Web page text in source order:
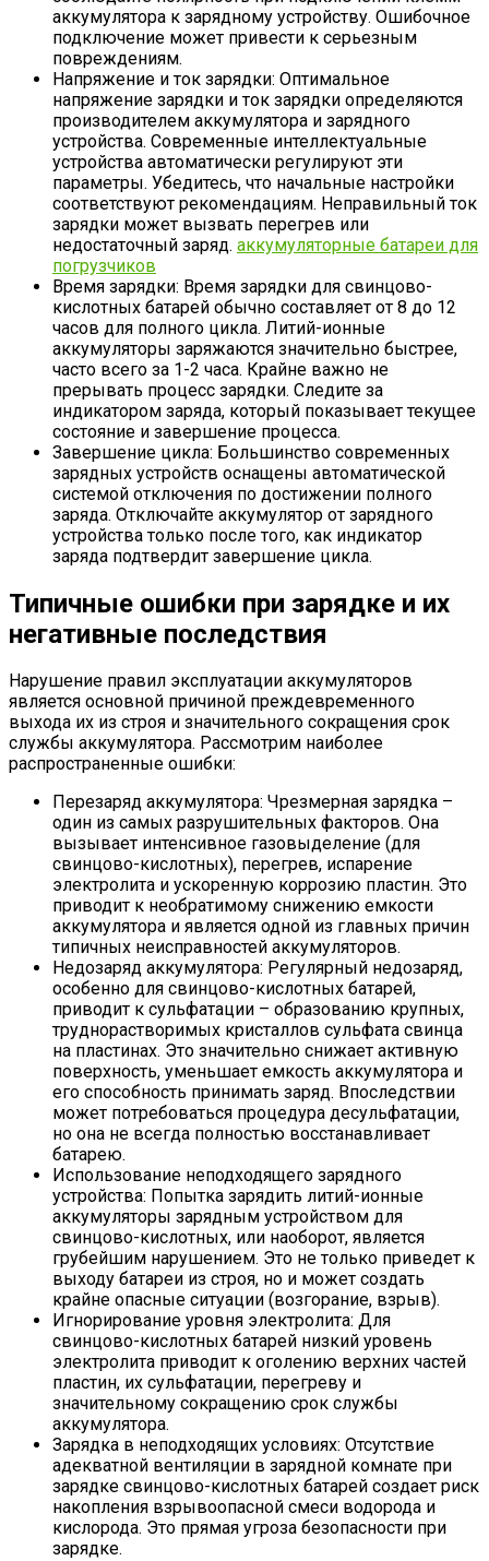
аккумулятора к зарядному устройству. Ошибочное
подключение может привести к серьезным
повреждениям.
Напряжение и ток зарядки: Оптимальное
напряжение зарядки и ток зарядки определяются
производителем аккумулятора и зарядного
устройства. Современные интеллектуальные
устройства автоматически регулируют эти
параметры. Убедитесь, что начальные настройки
соответствуют рекомендациям. Неправильный ток
зарядки может вызвать перегрев или
недостаточный заряд. аккумуляторные батареи для
погрузчиков
Время зарядки: Время зарядки для свинцово-
кислотных батарей обычно составляет от 8 до 12
часов для полного цикла. Литий-ионные
аккумуляторы заряжаются значительно быстрее,
часто всего за 1-2 часа. Крайне важно не
прерывать процесс зарядки. Следите за
индикатором заряда, который показывает текущее
состояние и завершение процесса.
Завершение цикла: Большинство современных
зарядных устройств оснащены автоматической
системой отключения по достижении полного
заряда. Отключайте аккумулятор от зарядного
устройства только после того, как индикатор
заряда подтвердит завершение цикла.
Типичные ошибки при зарядке и их
негативные последствия
Нарушение правил эксплуатации аккумуляторов
является основной причиной преждевременного
выхода их из строя и значительного сокращения срок
службы аккумулятора. Рассмотрим наиболее
распространенные ошибки:
Перезаряд аккумулятора: Чрезмерная зарядка –
один из самых разрушительных факторов. Она
вызывает интенсивное газовыделение (для
свинцово-кислотных), перегрев, испарение
электролита и ускоренную коррозию пластин. Это
приводит к необратимому снижению емкости
аккумулятора и является одной из главных причин
типичных неисправностей аккумуляторов.
Недозаряд аккумулятора: Регулярный недозаряд,
особенно для свинцово-кислотных батарей,
приводит к сульфатации – образованию крупных,
труднорастворимых кристаллов сульфата свинца
на пластинах. Это значительно снижает активную
поверхность, уменьшает емкость аккумулятора и
его способность принимать заряд. Впоследствии
может потребоваться процедура десульфатации,
но она не всегда полностью восстанавливает
батарею.
Использование неподходящего зарядного
устройства: Попытка зарядить литий-ионные
аккумуляторы зарядным устройством для
свинцово-кислотных, или наоборот, является
грубейшим нарушением. Это не только приведет к
выходу батареи из строя, но и может создать
крайне опасные ситуации (возгорание, взрыв).
Игнорирование уровня электролита: Для
свинцово-кислотных батарей низкий уровень
электролита приводит к оголению верхних частей
пластин, их сульфатации, перегреву и
значительному сокращению срок службы
аккумулятора.
Зарядка в неподходящих условиях: Отсутствие
адекватной вентиляции в зарядной комнате при
зарядке свинцово-кислотных батарей создает риск
накопления взрывоопасной смеси водорода и
кислорода. Это прямая угроза безопасности при
зарядке.